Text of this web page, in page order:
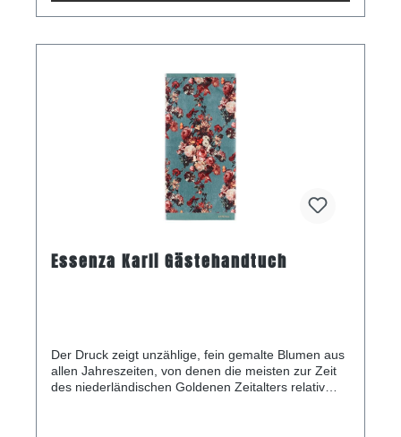
Essenza Karli Gästehandtuch
Der Druck zeigt unzählige, fein gemalte Blumen aus
allen Jahreszeiten, von denen die meisten zur Zeit
des niederländischen Goldenen Zeitalters relativ